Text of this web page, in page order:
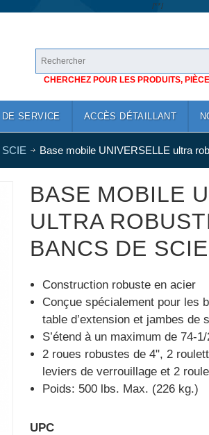
/**/
CHERCHEZ POUR LES PRODUITS,
SERVICE ACCÈS DÉTAILLANT
Base mobile UNIVERSELLE ultra
BASE MOBILE
ULTRA
BANCS DE SCIE
Construction robuste en acier
Conçue spécialement pour les
table d’extension et jambes de
S’étend à un maximum de 74-
2 roues robustes de 4", 2
leviers de verrouillage et 2
Poids: 500 lbs. Max. (226 kg.)
UPC